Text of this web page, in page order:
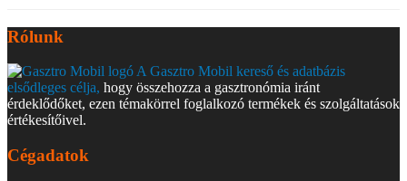
Rólunk
A Gasztro Mobil kereső és adatbázis
elsődleges célja, hogy összehozza a gasztronómia iránt
érdeklődőket, ezen témakörrel foglalkozó termékek és szolgáltatások
értékesítőivel.
Cégadatok